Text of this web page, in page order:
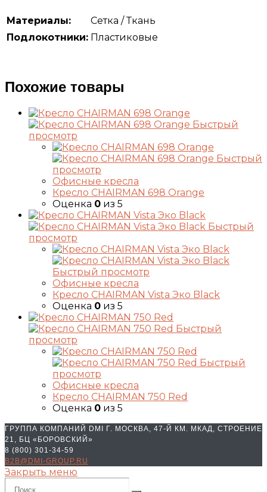
Материалы:
Сетка / Ткань
Подлокотники: Пластиковые
Похожие товары
Быстрый
просмотр
Быстрый
просмотр
Офисные кресла
Кресло CHAIRMAN 698 Orange
Оценка 0 из 5
Быстрый
просмотр
Быстрый просмотр
Офисные кресла
Кресло CHAIRMAN Vista Эко Black
Оценка 0 из 5
Быстрый
просмотр
Быстрый
просмотр
Офисные кресла
Кресло CHAIRMAN 750 Red
Оценка 0 из 5
ГРУППА КОМПАНИЙ DMI Г. МОСКВА, 47-Й КМ. МКАД, СТРОЕНИЕ
21, БЦ «БОРОВСКИЙ»
8 (800) 301-34-59
B2B@DMI-GROUP.RU
Закрыть меню